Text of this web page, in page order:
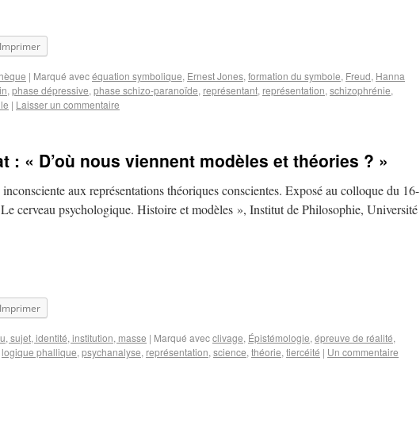
Imprimer
| Marqué avecéquation symbolique, Ernest Jones, formation du symbole, Freud, Hanna
, phase dépressive, phase schizo-paranoïde, représentant, représentation, schizophrénie,
| Laisser un commentaire
: « D’où nous viennent modèles et théories ? »
aux représentations théoriques conscientes. Exposé au colloque du 16-
cerveau psychologique. Histoire et modèles », Institut de Philosophie, Université
Imprimer
sujet, identité, institution, masse | Marqué avecclivage, Épistémologie, épreuve de réalité,
logique phallique, psychanalyse, représentation, science, théorie, tiercéité | Un commentaire